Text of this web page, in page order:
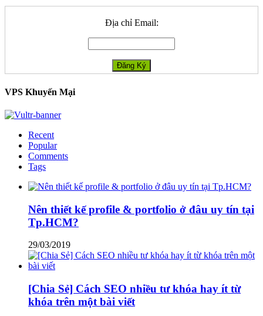
Địa chỉ Email:
VPS Khuyến Mại
Recent
Popular
Comments
Tags
Nên thiết kế profile & portfolio ở đâu uy tín tại
Tp.HCM?
29/03/2019
[Chia Sẻ] Cách SEO nhiều tư khóa hay ít từ
khóa trên một bài viết